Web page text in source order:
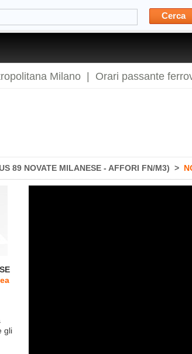
Cerca
Milano Orari passante
89 NOVATE MILANESE - AFFORI FN/M3) >
gli